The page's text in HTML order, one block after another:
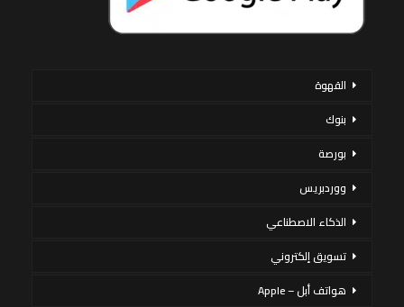
القهوة
بنوك
بورصة
ووردبريس
الذكاء الاصطناعي
تسويق إلكتروني
هواتف أبل – Apple